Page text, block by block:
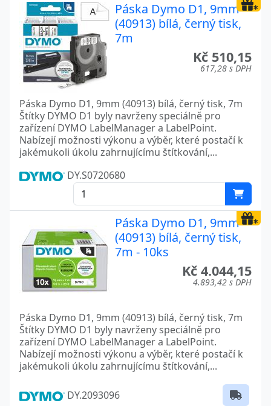
Páska Dymo D1, 9mm
(40913) bílá, černý tisk,
7m
Kč 510,15
617,28 s DPH
Páska Dymo D1, 9mm (40913) bílá, černý tisk, 7m
Štítky DYMO D1 byly navrženy speciálně pro
zařízení DYMO LabelManager a LabelPoint.
Nabízejí možnosti výkonu a výběr, které postačí k
jakémukoli úkolu zahrnujícímu štítkování,...
DY.S0720680
Páska Dymo D1, 9mm
(40913) bílá, černý tisk,
7m - 10ks
Kč 4.044,15
4.893,42 s DPH
Páska Dymo D1, 9mm (40913) bílá, černý tisk, 7m
Štítky DYMO D1 byly navrženy speciálně pro
zařízení DYMO LabelManager a LabelPoint.
Nabízejí možnosti výkonu a výběr, které postačí k
jakémukoli úkolu zahrnujícímu štítkování,...
DY.2093096